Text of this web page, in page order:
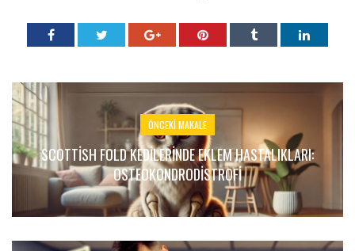
ÖNCEKI MAKALE
SCOTTISH FOLD KEDILERINDE EKLEM HASTALIKLARI:
OSTEOKONDRODISTROFI